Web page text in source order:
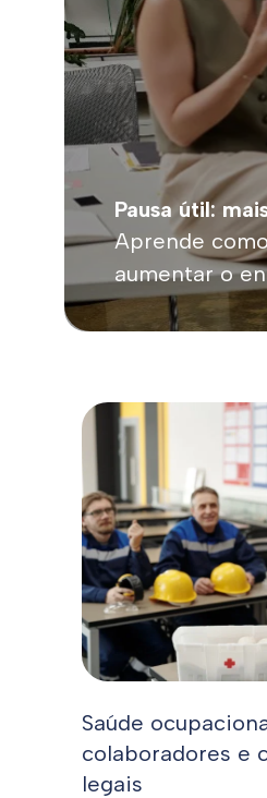
Pausa útil:
Aprende
aumentar o
Saúde
colaboradores e
legais